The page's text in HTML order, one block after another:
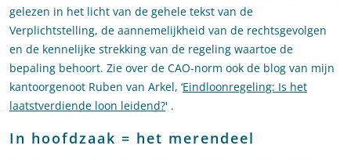
gelezen in het licht van de gehele tekst van de
Verplichtstelling, de aannemelijkheid van de rechtsgevolgen
en de kennelijke strekking van de regeling waartoe de
bepaling behoort. Zie over de CAO-norm ook de blog van mijn
kantoorgenoot Ruben van Arkel, ‘Eindloonregeling: Is het
laatstverdiende loon leidend?' .
In hoofdzaak = het merendeel